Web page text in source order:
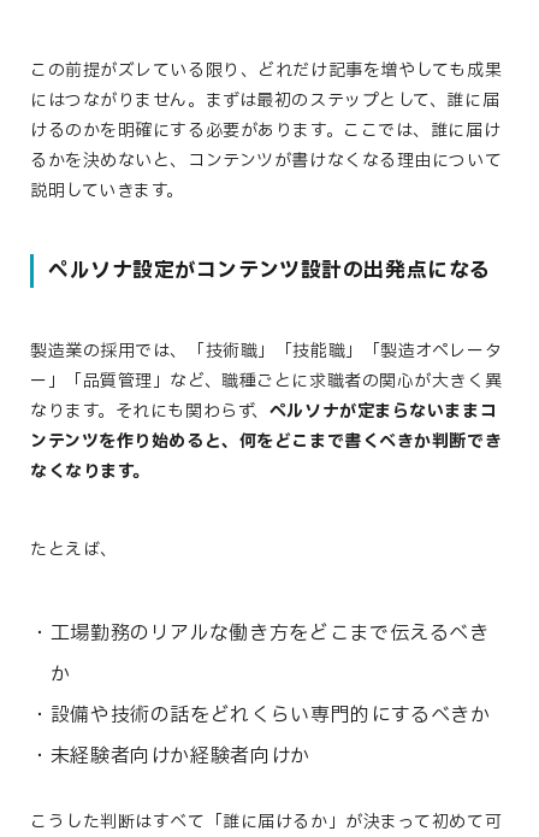
この前提がズレている限り、どれだけ記事を増やしても成果
にはつながりません。まずは最初のステップとして、誰に届
けるのかを明確にする必要があります。ここでは、誰に届け
るかを決めないと、コンテンツが書けなくなる理由について
説明していきます。
ペルソナ設定がコンテンツ設計の出発点になる
製造業の採用では、「技術職」「技能職」「製造オペレータ
ー」「品質管理」など、職種ごとに求職者の関心が大きく異
なります。それにも関わらず、 ペルソナが定まらないままコ
ンテンツを作り始めると、何をどこまで書くべきか判断でき
なくなります。
たとえば、
工場勤務のリアルな働き方をどこまで伝えるべき
か
設備や技術の話をどれくらい専門的にするべきか
未経験者向けか経験者向けか
こうした判断はすべて「誰に届けるか」が決まって初めて可